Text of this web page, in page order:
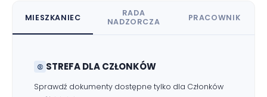
MIESZKANIEC
RADA
NADZORCZA
PRACOWNIK
STREFA DLA CZŁONKÓW
Sprawdź dokumenty dostępne tylko dla Członków